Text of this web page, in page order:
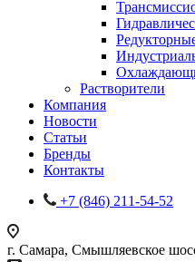
Растворители
Компания
Новости
Статьи
Бренды
Контакты
+7 (846) 211-54-52
г. Самара, Смышляевское